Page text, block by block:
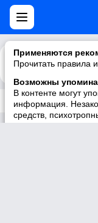
Применяются
Прочитать правила
Возможны
В контенте могут
информация.
средств,
Каталог
Трек не